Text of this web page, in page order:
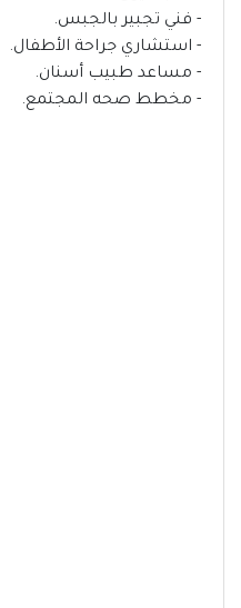
- فني تجبير بالجبس.
- استشاري جراحة الأطفال.
- مساعد طبيب أسنان.
- مخطط صحه المجتمع.